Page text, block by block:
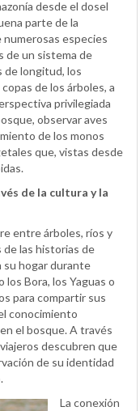
desde el dosel
parte de la
especies
de un sistema de
de longitud, los
de los árboles, a
privilegiada
observar aves
de los monos
que, vistas desde
de la cultura y la
entre árboles, ríos y
de las historias de
hogar durante
Bora, los Yaguas o
para compartir sus
conocimiento
el bosque. A través
descubren que
de su identidad
La conexión